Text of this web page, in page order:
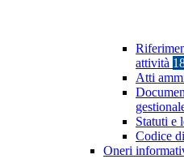
attività
Atti
Statuti e
Codice
Oneri